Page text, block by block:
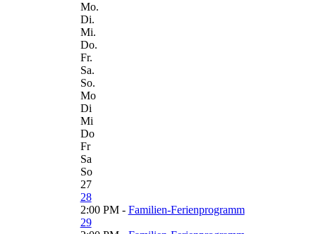
Mo.
Di.
Mi.
Do.
Fr.
Sa.
So.
Mo
Di
Mi
Do
Fr
Sa
So
27
28
2:00 PM - Familien-Ferienprogramm
29